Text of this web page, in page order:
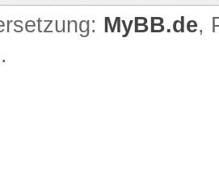
MyBB.de,
.